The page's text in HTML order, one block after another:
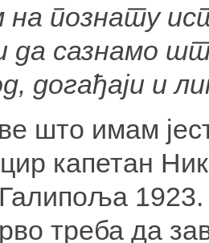
на познату
да сазнамо
догађаји и
што имам
капетан
треба да